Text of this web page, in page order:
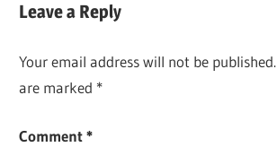
Leave a Reply
Your email address will not be published.
are marked *
Comment*